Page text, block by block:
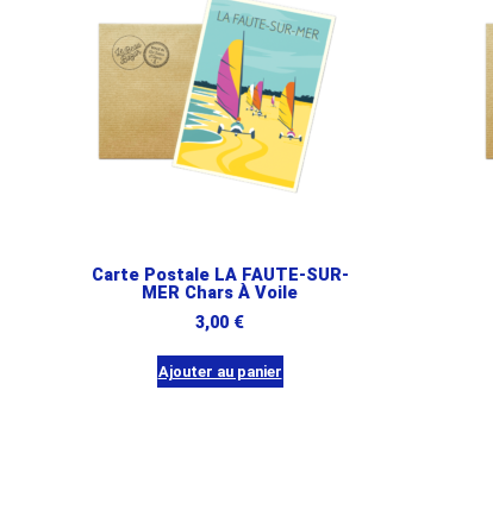
Carte Postale LA FAUTE-SUR-
MER Chars À Voile
3,00 €
Ajouter au panier